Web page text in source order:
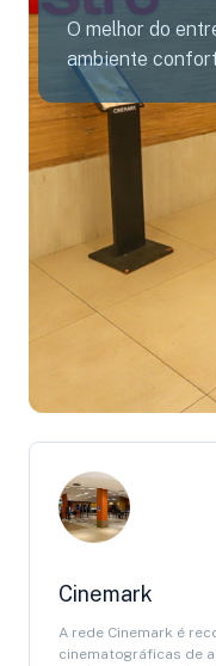
O melhor do
ambiente
Cinemark
A rede Cinemark é
cinematográficas de